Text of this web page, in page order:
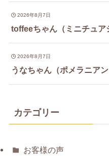
2026年8月7日
toffeeちゃん（ミニチュア
2026年8月7日
うなちゃん（ポメラニア
カテゴリー
お客様の声